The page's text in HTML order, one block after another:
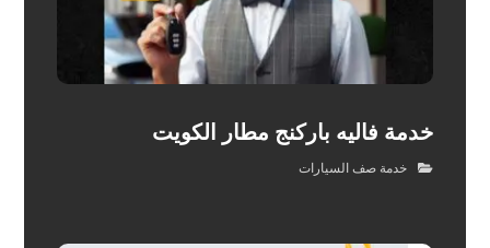
خدمة فاليه باركنج مطار الكويت
خدمة صف السيارات